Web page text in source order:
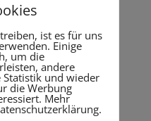
ist es für uns
Einige
um die
andere
und wieder
die Werbung
Mehr